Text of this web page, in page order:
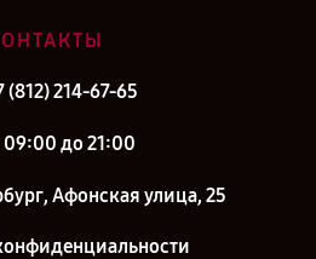
(812) 214-67-65
09:00 до 21:00
Афонская улица, 25